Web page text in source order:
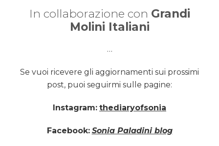
In collaborazione con Grandi
Molini Italiani
…
Se vuoi ricevere gli aggiornamenti sui prossimi
post, puoi seguirmi sulle pagine:
Instagram: thediaryofsonia
Facebook: Sonia Paladini blog